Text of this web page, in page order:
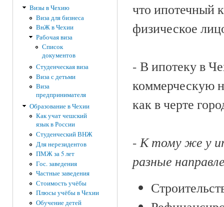
Визы в Чехию
Виза для бизнеса
ВнЖ в Чехии
Рабочая виза
Список
документов
Студенческая виза
Виза с детьми
Виза
предпринимателя
Образование в Чехии
Как учат чешский
язык в России
Студенческий ВНЖ
Для нерезидентов
ПМЖ за 5 лет
Гос. заведения
Частные заведения
Стоимость учёбы
Плюсы учёбы в Чехии
Обучение детей
что ипотечный
физическое
- В ипотеку в
коммерческую
как в черте
-К тому же у
разные